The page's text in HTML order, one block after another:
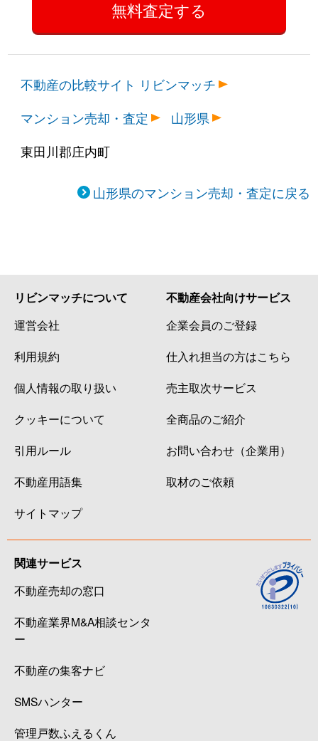
不動産の比較サイト リビンマッチ
マンション売却・査定
山形県
東田川郡庄内町
山形県のマンション売却・査定に戻る
リビンマッチについて
運営会社
利用規約
個人情報の取り扱い
クッキーについて
引用ルール
不動産用語集
サイトマップ
不動産会社向けサービス
企業会員のご登録
仕入れ担当の方はこちら
売主取次サービス
全商品のご紹介
お問い合わせ（企業用）
取材のご依頼
関連サービス
不動産売却の窓口
不動産業界M&A相談センタ
ー
不動産の集客ナビ
SMSハンター
管理戸数ふえるくん